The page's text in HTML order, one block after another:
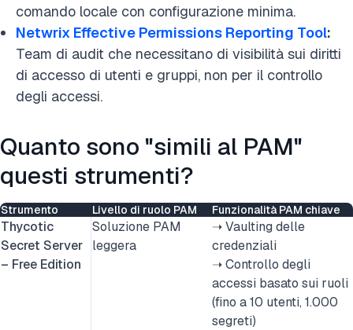
comando locale con configurazione minima.
Netwrix Effective Permissions Reporting Tool:
Team di audit che necessitano di visibilità sui diritti
di accesso di utenti e gruppi, non per il controllo
degli accessi.
Quanto sono "simili al PAM"
questi strumenti?
Strumento Livello di ruolo PAM Funzionalità PAM chiave
Thycotic
Secret Server
– Free Edition
Soluzione PAM
leggera
➝ Vaulting delle
credenziali
➝ Controllo degli
accessi basato sui ruoli
(fino a 10 utenti, 1.000
segreti)